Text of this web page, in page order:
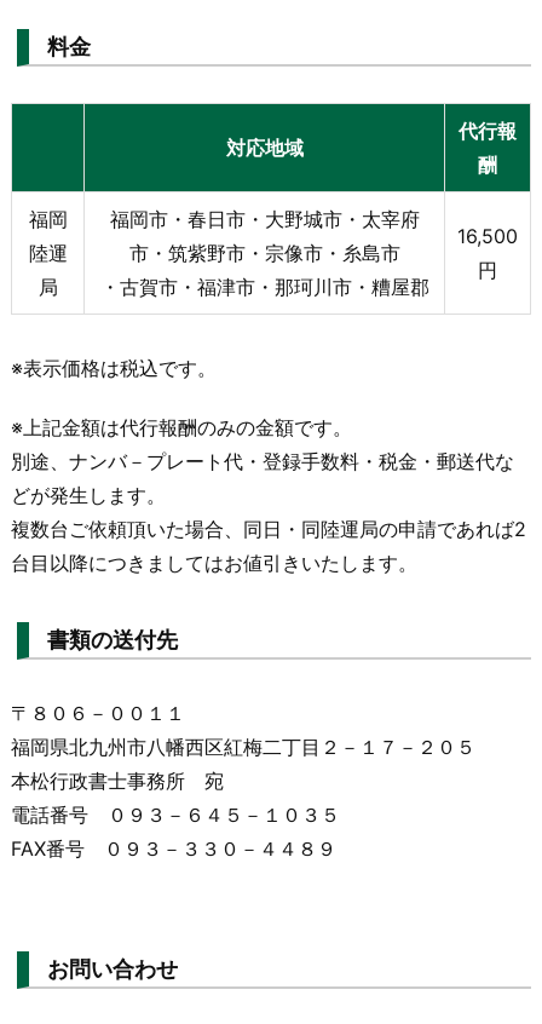
料金
対応地域
代行報
酬
福岡
陸運
局
福岡市・春日市・大野城市・太宰府
市・筑紫野市・宗像市・糸島市
・古賀市・福津市・那珂川市・糟屋郡
16,500
円
※表示価格は税込です。
※上記金額は代行報酬のみの金額です。
別途、ナンバ－プレート代・登録手数料・税金・郵送代な
どが発生します。
複数台ご依頼頂いた場合、同日・同陸運局の申請であれば2
台目以降につきましてはお値引きいたします。
書類の送付先
〒８０６－００１１
福岡県北九州市八幡西区紅梅二丁目２－１７－２０５
本松行政書士事務所 宛
電話番号 ０９３－６４５－１０３５
FAX番号 ０９３－３３０－４４８９
お問い合わせ